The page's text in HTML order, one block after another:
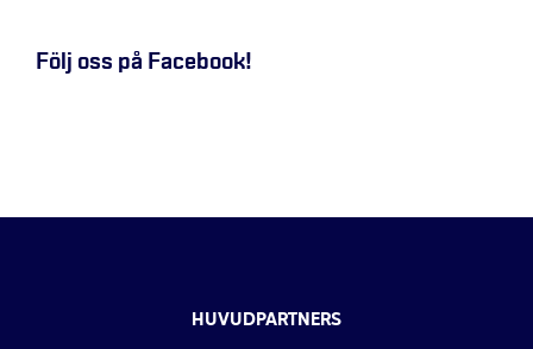
Följ oss på Facebook!
HUVUDPARTNERS